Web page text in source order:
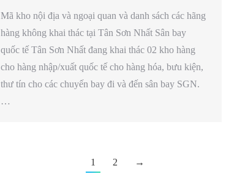
Mã kho nội địa và ngoại quan và danh sách các hãng
hàng không khai thác tại Tân Sơn Nhất Sân bay
quốc tế Tân Sơn Nhất đang khai thác 02 kho hàng
cho hàng nhập/xuất quốc tế cho hàng hóa, bưu kiện,
thư tín cho các chuyến bay đi và đến sân bay SGN.
…
1 2 →